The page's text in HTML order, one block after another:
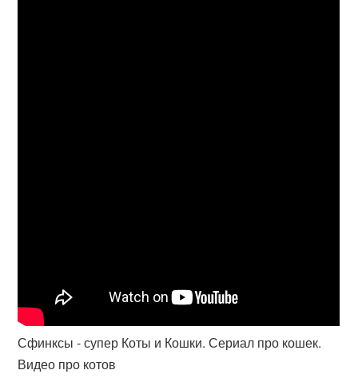
Сфинксы - супер Коты и Кошки. Сериал про кошек.
Видео про котов